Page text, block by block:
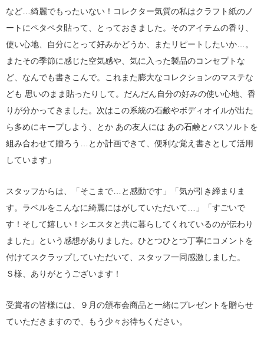
など…綺麗でもったいない！コレクター気質の私はクラフト紙のノ
ートにペタペタ貼って、とっておきました。そのアイテムの香り、
使い心地、自分にとって好みかどうか、またリピートしたいか…。
またその季節に感じた空気感や、気に入った製品のコンセプトな
ど、なんでも書きこんで。これまた膨大なコレクションのマステな
ども 思いのまま貼ったりして。だんだん自分の好みの使い心地、香
りが分かってきました。次はこの系統の石鹸やボディオイルが出た
ら多めにキープしよう、とか あの友人には あの石鹸とバスソルトを
組み合わせて贈ろう…とか計画できて、便利な覚え書きとして活用
しています」
スタッフからは、「そこまで…と感動です」「気が引き締まりま
す。ラベルをこんなに綺麗にはがしていただいて…」「すごいで
す！そして嬉しい！シエスタと共に暮らしてくれているのが伝わり
ました」という感想がありました。ひとつひとつ丁寧にコメントを
付けてスクラップしていただいて、スタッフ一同感激しました。
Ｓ様、ありがとうございます！
受賞者の皆様には、９月の頒布会商品と一緒にプレゼントを贈らせ
ていただきますので、もう少々お待ちください。